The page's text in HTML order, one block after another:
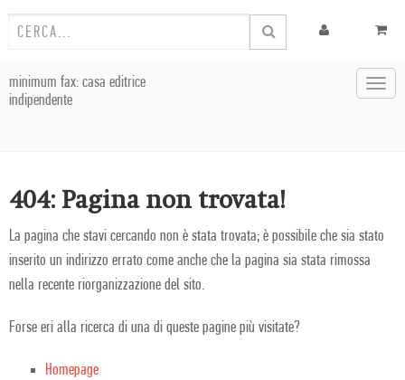
minimum fax: casa editrice
indipendente
404: Pagina non trovata!
La pagina che stavi cercando non è stata trovata; è possibile che sia stato
inserito un indirizzo errato come anche che la pagina sia stata rimossa
nella recente riorganizzazione del sito.
Forse eri alla ricerca di una di queste pagine più visitate?
Homepage